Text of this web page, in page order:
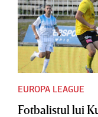
EUROPA LEAGUE
Fotbalistul lui